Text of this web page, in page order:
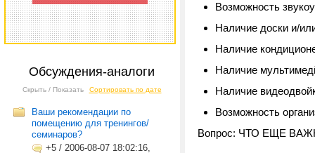
Обсуждения-аналоги
Скрыть / Показать Сортировать по дате
Ваши рекомендации по
помещению для тренингов/
семинаров?
+5 / 2006-08-07 18:02:16,
Возможность
Наличие доски и/
Наличие
Наличие
Наличие
Возможность
Вопрос: ЧТО ЕЩЕ